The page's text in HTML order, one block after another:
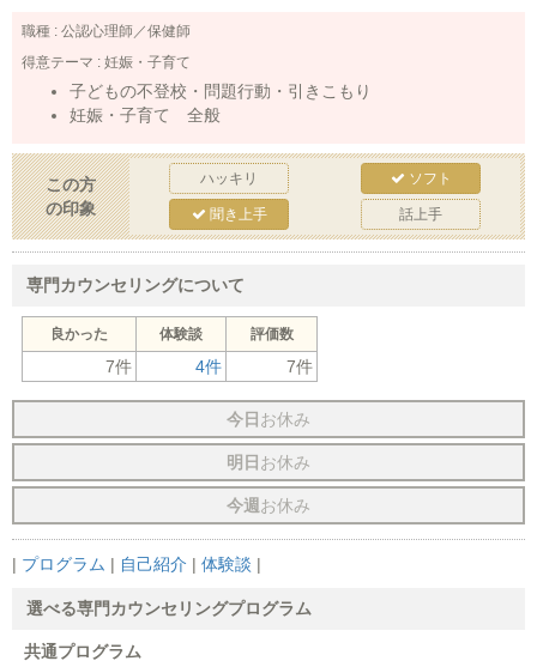
職種 : 公認心理師／保健師
得意テーマ : 妊娠・子育て
子どもの不登校・問題行動・引きこもり
妊娠・子育て 全般
この方
の印象
ハッキリ ソフト
聞き上手 話上手
専門カウンセリングについて
良かった 体験談 評価数
7件 4件 7件
今日 お休み
明日 お休み
今週 お休み
| プログラム | 自己紹介 | 体験談 |
選べる専門カウンセリングプログラム
共通プログラム